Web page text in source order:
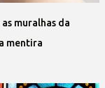
muralhas da
mentira